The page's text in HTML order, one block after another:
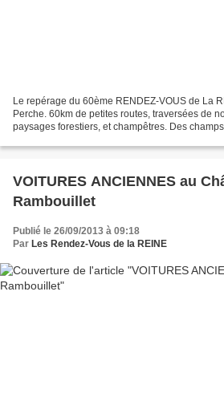
Le repérage du 60ème RENDEZ-VOUS de La
Perche. 60km de petites routes, traversées de
paysages forestiers, et champêtres. Des
VOITURES ANCIENNES au
Rambouillet
Publié le 26/09/2013 à 09:18
Par Les Rendez-Vous de la REINE